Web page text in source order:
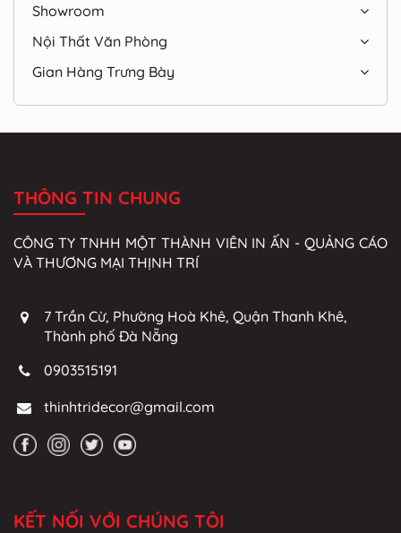
Showroom
Nội Thất Văn Phòng
Gian Hàng Trưng Bày
THÔNG TIN CHUNG
CÔNG TY TNHH MỘT THÀNH VIÊN IN ẤN - QUẢNG CÁO
VÀ THƯƠNG MẠI THỊNH TRÍ
7 Trần Cừ, Phường Hoà Khê, Quận Thanh Khê,
Thành phố Đà Nẵng
0903515191
thinhtridecor@gmail.com
KẾT NỐI VỚI CHÚNG TÔI